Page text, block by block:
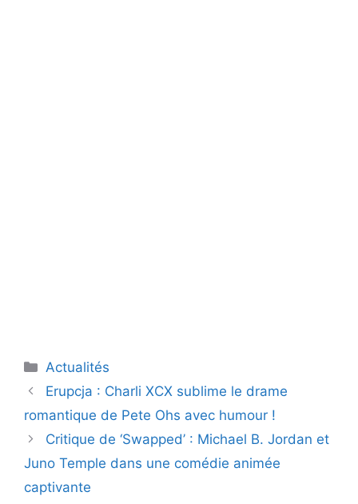
Catégories
Actualités
Erupcja : Charli XCX sublime le drame
romantique de Pete Ohs avec humour !
Critique de ‘Swapped’ : Michael B. Jordan et
Juno Temple dans une comédie animée
captivante